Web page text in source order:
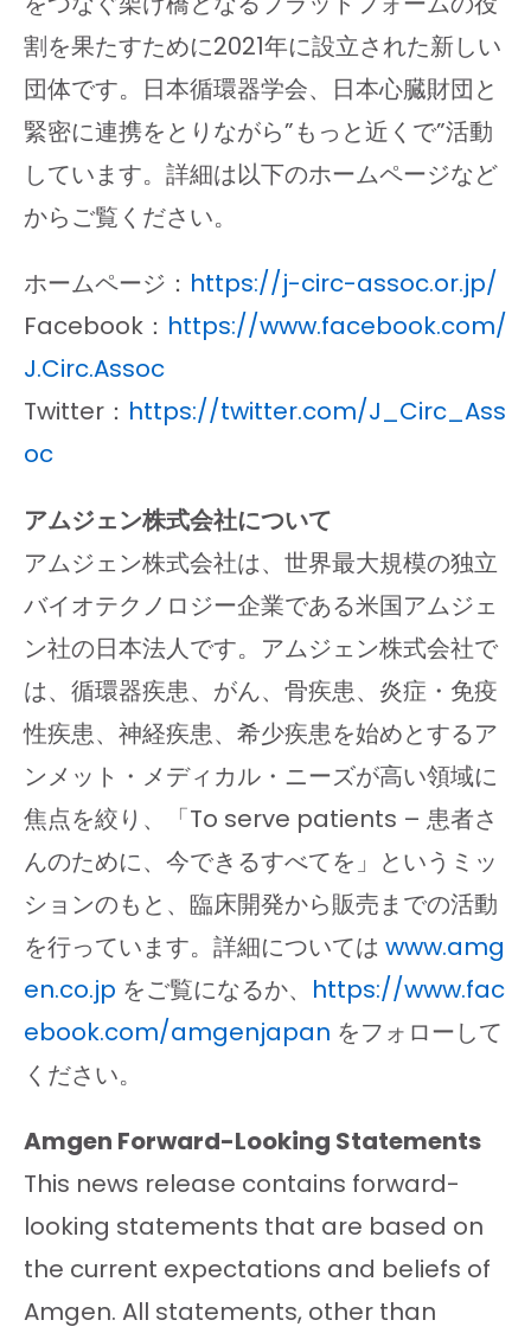
割を果たすために2021年に設立された新しい
団体です。日本循環器学会、日本心臓財団と
緊密に連携をとりながら”もっと近くで”活動
しています。詳細は以下のホームページなど
からご覧ください。
ホームページ： https://j-circ-assoc.or.jp/
Facebook： https://www.facebook.com/
J.Circ.Assoc
Twitter： https://twitter.com/J_Circ_Ass
oc
アムジェン株式会社について
アムジェン株式会社は、世界最大規模の独立
バイオテクノロジー企業である米国アムジェ
ン社の日本法人です。アムジェン株式会社で
は、循環器疾患、がん、骨疾患、炎症・免疫
性疾患、神経疾患、希少疾患を始めとするア
ンメット・メディカル・ニーズが高い領域に
焦点を絞り、「To serve patients – 患者さ
んのために、今できるすべてを」というミッ
ションのもと、臨床開発から販売までの活動
を行っています。詳細については www.amg
en.co.jp をご覧になるか、 https://www.fac
ebook.com/amgenjapan をフォローして
ください。
Amgen Forward-Looking Statements
This news release contains forward-
looking statements that are based on
the current expectations and beliefs of
Amgen. All statements, other than